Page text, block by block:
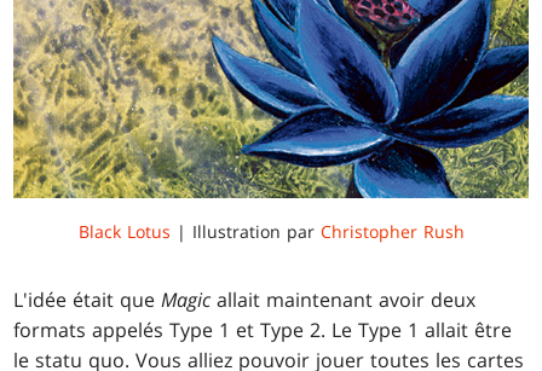
Black Lotus | Illustration par Christopher Rush
L'idée était queMagicallait maintenant avoir deux
formats appelés Type 1 et Type 2. Le Type 1 allait être
le statu quo. Vous alliez pouvoir jouer toutes les cartes